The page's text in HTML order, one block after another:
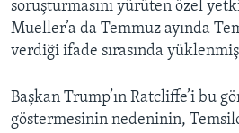
soruşturmasını yürüten özel
Mueller’a da Temmuz ayında
verdiği ifade sırasında
Başkan Trump’ın Ratcliffe’i bu
göstermesinin nedeninin,